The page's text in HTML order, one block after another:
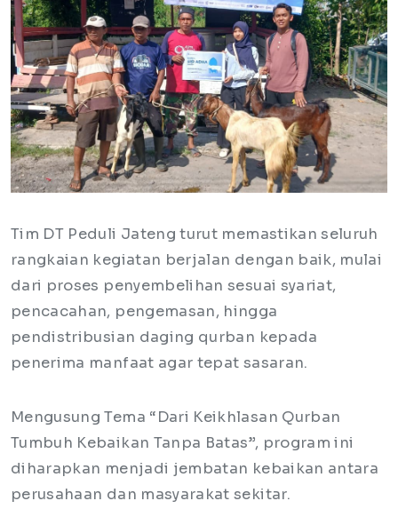
Tim DT Peduli Jateng turut memastikan seluruh
rangkaian kegiatan berjalan dengan baik, mulai
dari proses penyembelihan sesuai syariat,
pencacahan, pengemasan, hingga
pendistribusian daging qurban kepada
penerima manfaat agar tepat sasaran.
Mengusung Tema “Dari Keikhlasan Qurban
Tumbuh Kebaikan Tanpa Batas”, program ini
diharapkan menjadi jembatan kebaikan antara
perusahaan dan masyarakat sekitar.